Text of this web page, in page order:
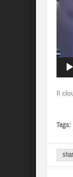
Il
Tags: